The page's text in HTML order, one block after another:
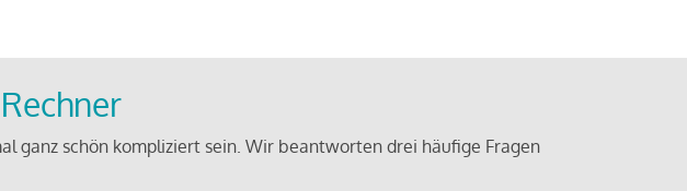
ganz schön kompliziert sein. Wir beantworten drei häufige Fragen